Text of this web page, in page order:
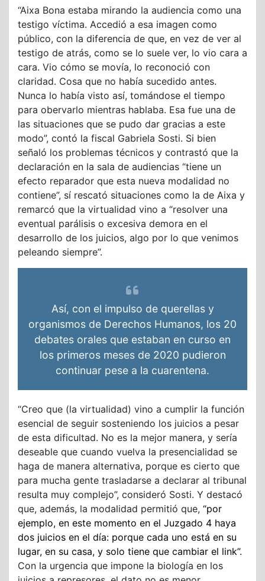
“Aixa Bona estaba mirando la audiencia como una
testigo víctima. Accedió a esa imagen como
público, con la diferencia de que, en vez de ver al
testigo de atrás, como se lo suele ver, lo vio cara a
cara. Vio cómo se movía, lo reconoció con
claridad. Cosa que no había sucedido antes.
Nunca lo había visto así, tomándose el tiempo
para obervarlo mientras hablaba. Esa fue una de
las situaciones que se pudo dar gracias a este
modo”, contó la fiscal Gabriela Sosti. Si bien
señaló los problemas técnicos y contrastó que la
declaración en la sala de audiencias “tiene un
efecto reparador que esta nueva modalidad no
contiene”, sí rescató situaciones como la de Aixa y
remarcó que la virtualidad vino a “resolver una
eventual parálisis o excesiva demora en el
desarrollo de los juicios, algo por lo que venimos
peleando siempre”.
Así, con el impulso de querellas y
organismos de Derechos Humanos, los 20
debates orales que estaban en curso en
los primeros meses de 2020 pudieron
continuar pese a la cuarentena.
“Creo que (la virtualidad) vino a cumplir la función
esencial de seguir sosteniendo los juicios a pesar
de esta dificultad. No es la mejor manera, y sería
deseable que cuando vuelva la presencialidad se
haga de manera alternativa, porque es cierto que
para mucha gente trasladarse a declarar al tribunal
resulta muy complejo”, consideró Sosti. Y destacó
que, además, la modalidad permitió que, “por
ejemplo, en este momento en el Juzgado 4 haya
dos juicios en el día: porque cada uno está en su
lugar, en su casa, y solo tiene que cambiar el link”.
Con la urgencia que impone la biología en los